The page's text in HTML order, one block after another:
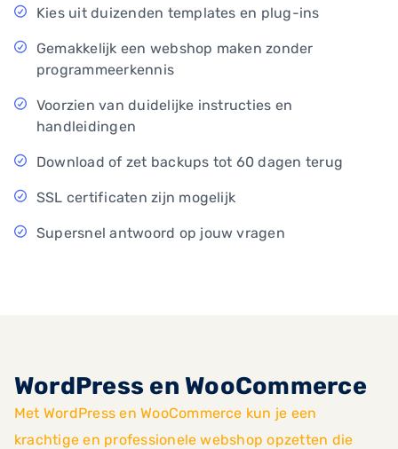
Kies uit duizenden templates en plug-ins
Gemakkelijk een webshop maken zonder
programmeerkennis
Voorzien van duidelijke instructies en
handleidingen
Download of zet backups tot 60 dagen terug
SSL certificaten zijn mogelijk
Supersnel antwoord op jouw vragen
WordPress en WooCommerce
Met WordPress en WooCommerce kun je een
krachtige en professionele webshop opzetten die